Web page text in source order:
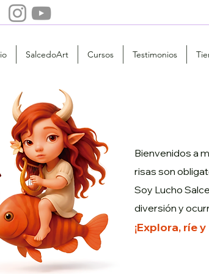
SalcedoArt Cursos Testimonios
Bienvenidos a
risas son
Soy Lucho
diversión y
¡Explora, ríe